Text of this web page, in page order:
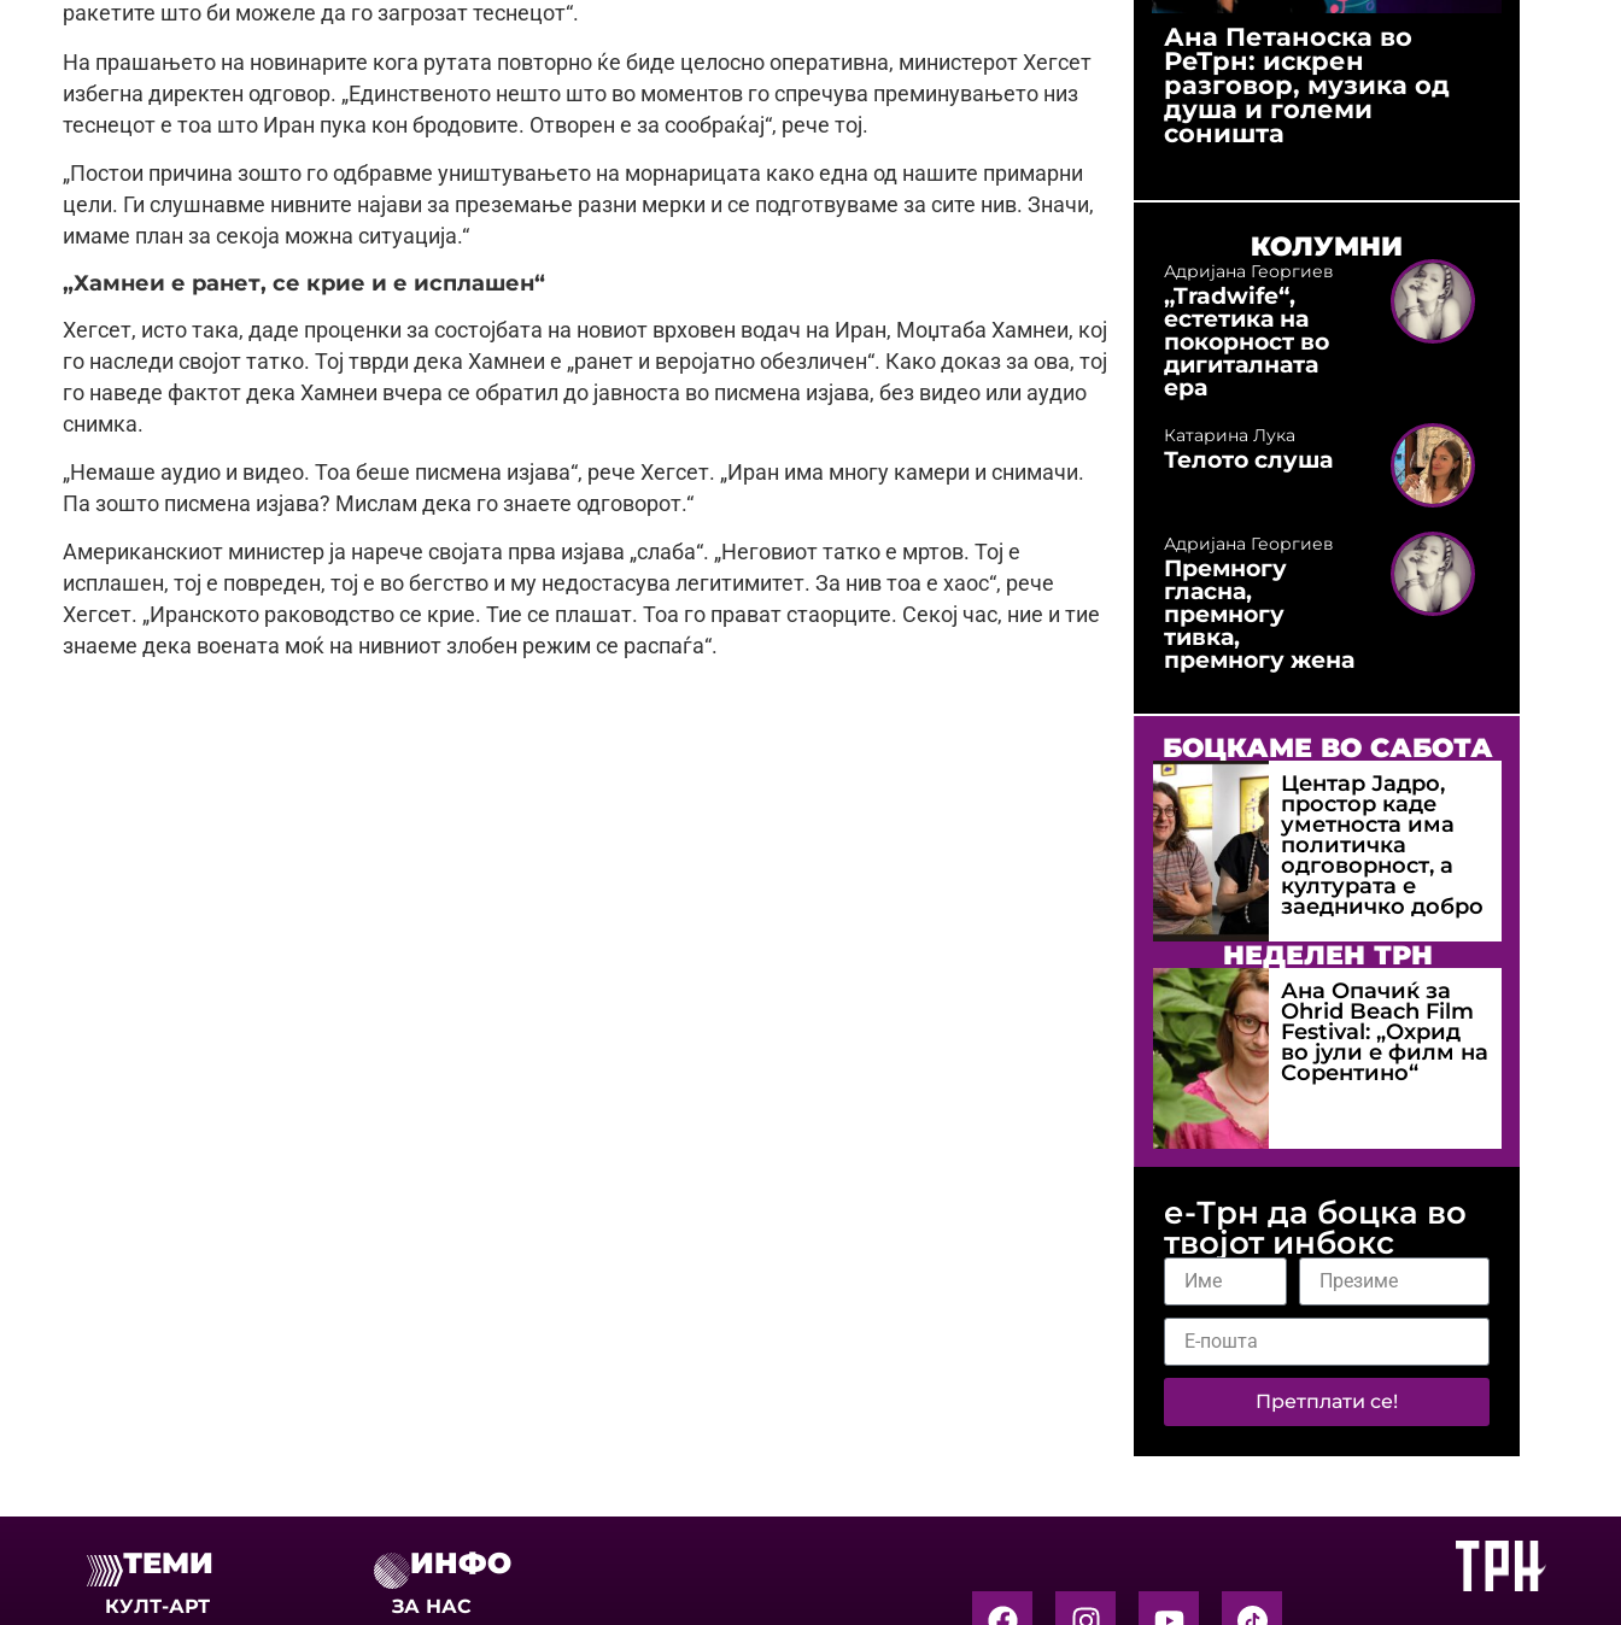
ракетите што би можеле да го загрозат теснецот“.
На прашањето на новинарите кога рутата повторно ќе биде целосно оперативна, министерот Хегсет
избегна директен одговор. „Единственото нешто што во моментов го спречува преминувањето низ
теснецот е тоа што Иран пука кон бродовите. Отворен е за сообраќај“, рече тој.
„Постои причина зошто го одбравме уништувањето на морнарицата како една од нашите примарни
цели. Ги слушнавме нивните најави за преземање разни мерки и се подготвуваме за сите нив. Значи,
имаме план за секоја можна ситуација.“
„Хамнеи е ранет, се крие и е исплашен“
Хегсет, исто така, даде проценки за состојбата на новиот врховен водач на Иран, Моџтаба Хамнеи, кој
го наследи својот татко. Тој тврди дека Хамнеи е „ранет и веројатно обезличен“. Како доказ за ова, тој
го наведе фактот дека Хамнеи вчера се обратил до јавноста во писмена изјава, без видео или аудио
снимка.
„Немаше аудио и видео. Тоа беше писмена изјава“, рече Хегсет. „Иран има многу камери и снимачи.
Па зошто писмена изјава? Мислам дека го знаете одговорот.“
Американскиот министер ја нарече својата прва изјава „слаба“. „Неговиот татко е мртов. Тој е
исплашен, тој е повреден, тој е во бегство и му недостасува легитимитет. За нив тоа е хаос“, рече
Хегсет. „Иранското раководство се крие. Тие се плашат. Тоа го прават стаорците. Секој час, ние и тие
знаеме дека воената моќ на нивниот злобен режим се распаѓа“.
Ана Петаноска во
РеТрн: искрен
разговор, музика од
душа и големи
соништа
КОЛУМНИ
Адријана Георгиев
„Tradwife“,
естетика на
покорност во
дигиталната
ера
Катарина Лука
Телото слуша
Адријана Георгиев
Премногу
гласна,
премногу
тивка,
премногу жена
БОЦКАМЕ ВО САБОТА
Центар Јадро,
простор каде
уметноста има
политичка
одговорност, а
културата е
заедничко добро
НЕДЕЛЕН ТРН
Ана Опачиќ за
Оhrid Beach Film
Festival: „Охрид
во јули е филм на
Сорентино“
е-Трн да боцка во
твојот инбокс
Претплати се!
ТЕМИ
КУЛТ-АРТ
ИНФО
ЗА НАС